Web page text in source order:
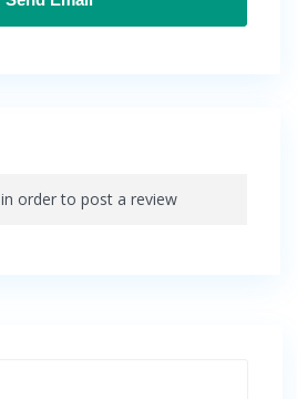
in order to post a review